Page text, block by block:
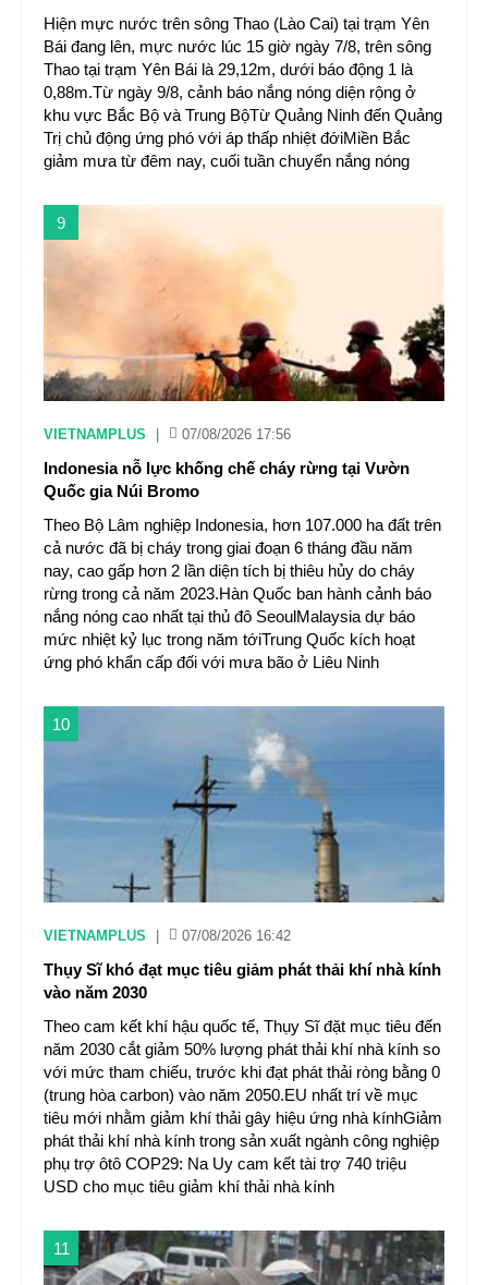
Hiện mực nước trên sông Thao (Lào Cai) tại trạm Yên
Bái đang lên, mực nước lúc 15 giờ ngày 7/8, trên sông
Thao tại trạm Yên Bái là 29,12m, dưới báo động 1 là
0,88m.Từ ngày 9/8, cảnh báo nắng nóng diện rộng ở
khu vực Bắc Bộ và Trung BộTừ Quảng Ninh đến Quảng
Trị chủ động ứng phó với áp thấp nhiệt đớiMiền Bắc
giảm mưa từ đêm nay, cuối tuần chuyển nắng nóng
9
VIETNAMPLUS 07/08/2026 17:56
Indonesia nỗ lực khống chế cháy rừng tại Vườn
Quốc gia Núi Bromo
Theo Bộ Lâm nghiệp Indonesia, hơn 107.000 ha đất trên
cả nước đã bị cháy trong giai đoạn 6 tháng đầu năm
nay, cao gấp hơn 2 lần diện tích bị thiêu hủy do cháy
rừng trong cả năm 2023.Hàn Quốc ban hành cảnh báo
nắng nóng cao nhất tại thủ đô SeoulMalaysia dự báo
mức nhiệt kỷ lục trong năm tớiTrung Quốc kích hoạt
ứng phó khẩn cấp đối với mưa bão ở Liêu Ninh
10
VIETNAMPLUS 07/08/2026 16:42
Thụy Sĩ khó đạt mục tiêu giảm phát thải khí nhà kính
vào năm 2030
Theo cam kết khí hậu quốc tế, Thụy Sĩ đặt mục tiêu đến
năm 2030 cắt giảm 50% lượng phát thải khí nhà kính so
với mức tham chiếu, trước khi đạt phát thải ròng bằng 0
(trung hòa carbon) vào năm 2050.EU nhất trí về mục
tiêu mới nhằm giảm khí thải gây hiệu ứng nhà kínhGiảm
phát thải khí nhà kính trong sản xuất ngành công nghiệp
phụ trợ ôtô COP29: Na Uy cam kết tài trợ 740 triệu
USD cho mục tiêu giảm khí thải nhà kính
11